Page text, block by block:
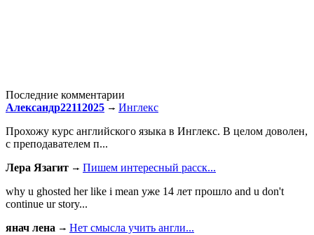
Последние комментарии
Александр22112025
Инглекс
Прохожу курс английского языка в Инглекс. В целом доволен,
с преподавателем п...
Лера Язагит
Пишем интересный расск...
why u ghosted her like i mean уже 14 лет прошло and u don't
continue ur story...
янач лена
Нет смысла учить англи...